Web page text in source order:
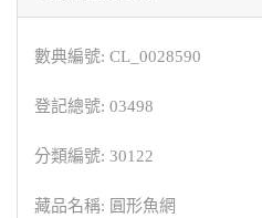
數典編號: CL_0028590
登記總號: 03498
分類編號: 30122
藏品名稱: 圓形魚網